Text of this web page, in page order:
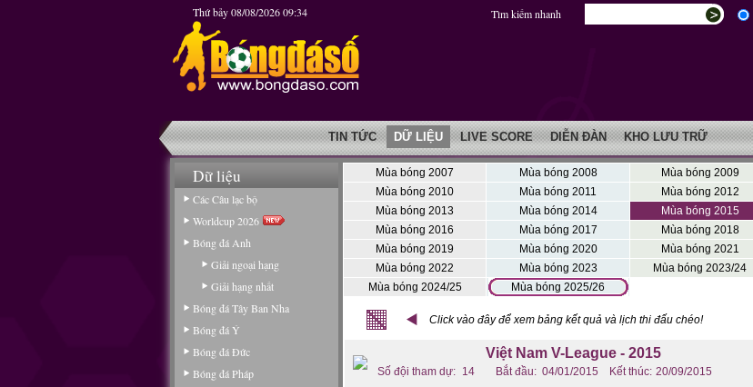
Thứ bảy 08/08/2026 09:34 Tìm kiếm nhanh
TIN TỨC DỮ LIỆU LIVE SCORE DIỄN ĐÀN KHO LƯU TRỮ
Dữ liệu
Các Câu lạc bộ
Worldcup 2026
Bóng đá Anh
Giải ngoại hạng
Giải hạng nhất
Bóng đá Tây Ban Nha
Bóng đá Ý
Bóng đá Đức
Bóng đá Pháp
Mùa bóng 2007 Mùa bóng 2008
Mùa bóng 2009
Mùa bóng 2010
Mùa bóng 2011
Mùa bóng 2012
Mùa bóng 2013
Mùa bóng 2014
Mùa bóng 2015
Mùa bóng 2016
Mùa bóng 2017
Mùa bóng 2018
Mùa bóng 2019
Mùa bóng 2020
Mùa bóng 2021
Mùa bóng 2022
Mùa bóng 2023
Mùa bóng 2023/24
Mùa bóng 2024/25
Mùa bóng 2025/26
Click vào đây để xem bảng kết quả và lịch thi đấu chéo!
Việt Nam V-League - 2015
Số đội tham dự: 14 Bắt đầu: 04/01/2015 Kết thúc: 20/09/2015